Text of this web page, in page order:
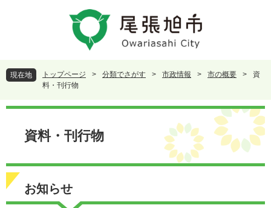
頭
で
。
飛
ば
て
現在地 トップページ > 分類でさがす > 市政情報 > 市の概要 >
資
料・刊行物
本
資料・刊行物
お知らせ